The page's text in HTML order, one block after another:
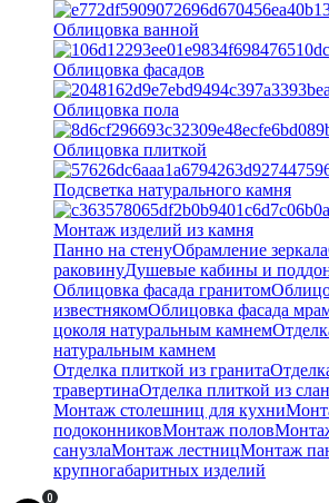
Облицовка ванной
Облицовка фасадов
Облицовка пола
Облицовка плиткой
Подсветка натурального камня
Монтаж изделий из камня
Панно на стенуОбрамление зеркала
раковинуДушевые кабины и
Облицовка фасада гранитом
известнякомОблицовка фасада
цоколя натуральным камнем
натуральным камнем
Отделка плиткой из гранита
травертинаОтделка плиткой из
Монтаж столешниц для кухни
подоконниковМонтаж полов
санузлаМонтаж лестницМонтаж
крупногабаритных изделий
0